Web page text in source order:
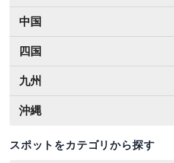
中国
四国
九州
沖縄
スポットをカテゴリから探す